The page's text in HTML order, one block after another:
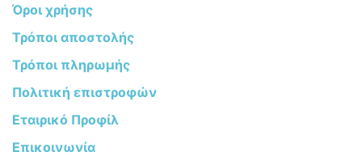
Όροι χρήσης
Τρόποι αποστολής
Τρόποι πληρωμής
Πολιτική επιστροφών
Εταιρικό Προφίλ
Επικοινωνία